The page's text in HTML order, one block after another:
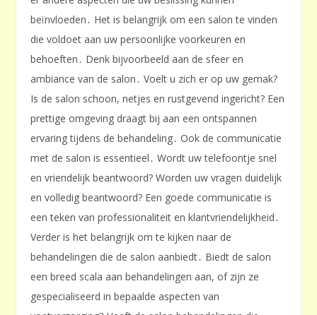
beïnvloeden․ Het is belangrijk om een salon te vinden
die voldoet aan uw persoonlijke voorkeuren en
behoeften․ Denk bijvoorbeeld aan de sfeer en
ambiance van de salon․ Voelt u zich er op uw gemak?
Is de salon schoon, netjes en rustgevend ingericht? Een
prettige omgeving draagt bij aan een ontspannen
ervaring tijdens de behandeling․ Ook de communicatie
met de salon is essentieel․ Wordt uw telefoontje snel
en vriendelijk beantwoord? Worden uw vragen duidelijk
en volledig beantwoord? Een goede communicatie is
een teken van professionaliteit en klantvriendelijkheid․
Verder is het belangrijk om te kijken naar de
behandelingen die de salon aanbiedt․ Biedt de salon
een breed scala aan behandelingen aan, of zijn ze
gespecialiseerd in bepaalde aspecten van